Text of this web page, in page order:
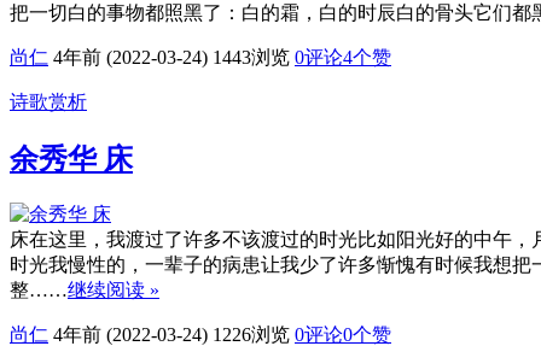
把一切白的事物都照黑了：白的霜，白的时辰白的骨头它们
尚仁 4年前 (2022-03-24) 1443浏览 0评论4个赞
诗歌赏析
余秀华 床
床在这里，我渡过了许多不该渡过的时光比如阳光好的中午
时光我慢性的，一辈子的病患让我少了许多惭愧有时候我想
整……继续阅读 »
尚仁 4年前 (2022-03-24) 1226浏览 0评论0个赞